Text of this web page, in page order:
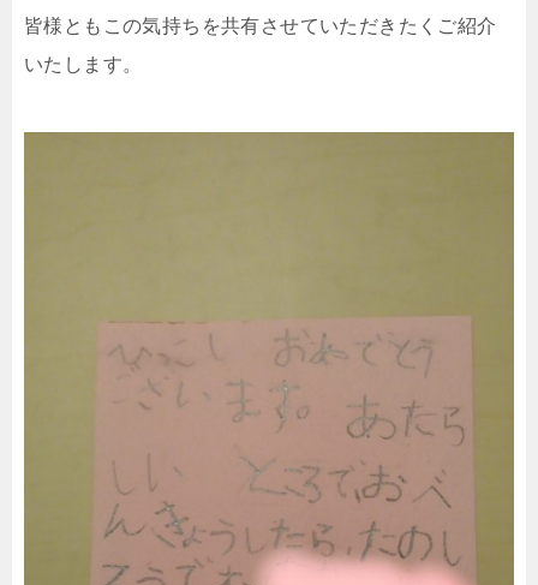
皆様ともこの気持ちを共有させていただきたくご紹介
いたします。